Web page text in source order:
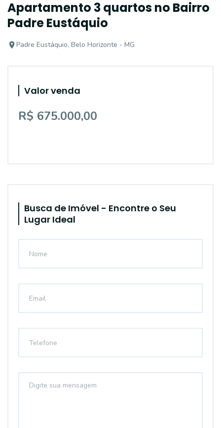
Apartamento 3 quartos no Bairro
Padre Eustáquio
Padre Eustáquio, Belo Horizonte - MG
Valor venda
R$ 675.000,00
Busca de Imóvel - Encontre o Seu
Lugar Ideal